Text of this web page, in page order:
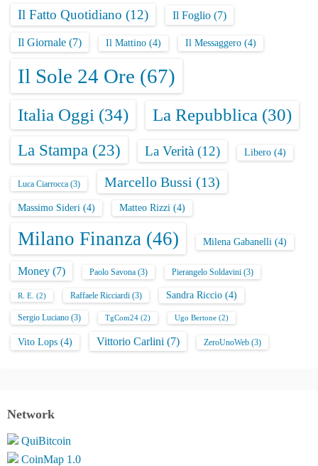
Il Fatto Quotidiano (12) Il Foglio (7)
Il Giornale (7) Il Mattino (4) Il Messaggero (4)
Il Sole 24 Ore (67)
Italia Oggi (34) La Repubblica (30)
La Stampa (23) La Verità (12) Libero (4)
Luca Ciarrocca (3) Marcello Bussi (13)
Massimo Sideri (4) Matteo Rizzi (4)
Milano Finanza (46) Milena Gabanelli (4)
Money (7) Paolo Savona (3) Pierangelo Soldavini (3)
R. E. (2) Raffaele Ricciardi (3) Sandra Riccio (4)
Sergio Luciano (3) TgCom24 (2) Ugo Bertone (2)
Vito Lops (4) Vittorio Carlini (7) ZeroUnoWeb (3)
Network
QuiBitcoin
CoinMap 1.0